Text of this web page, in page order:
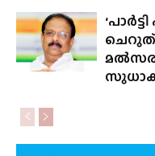
ചെറുത്,